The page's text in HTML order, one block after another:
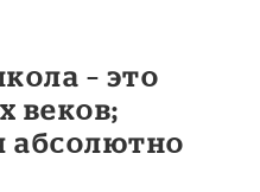
– это
веков;
абсолютно